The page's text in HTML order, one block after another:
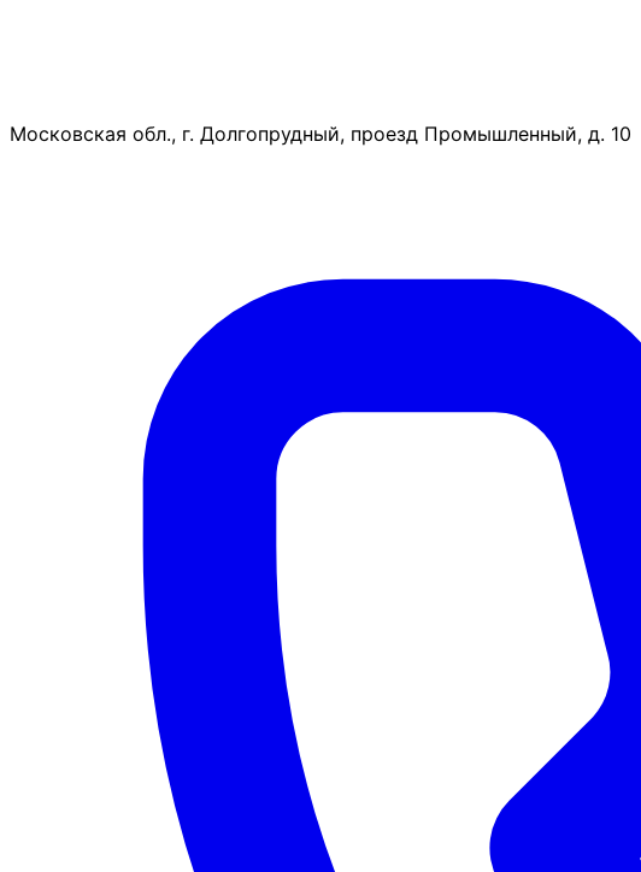
Московская обл., г. Долгопрудный, проезд Промышленный, д. 10